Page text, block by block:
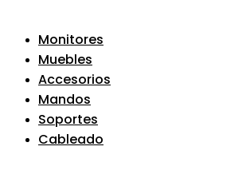
Monitores
Muebles
Accesorios
Mandos
Soportes
Cableado